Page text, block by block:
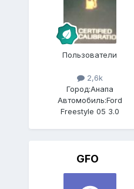
Пользователи
2,6k
Город:Анапа
Автомобиль:Ford
Freestyle 05 3.0
GFO